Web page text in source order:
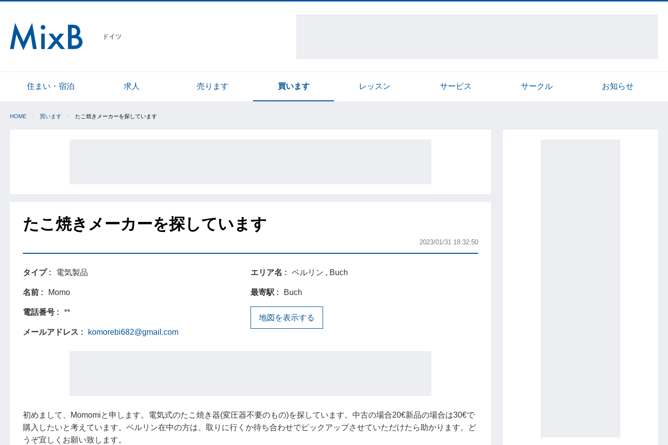
ドイツ
住まい・宿泊 求人 売ります 買います レッスン サービス サークル お知らせ
HOME 買います たこ焼きメーカーを探しています
たこ焼きメーカーを探しています
2023/01/31 18:32:50
タイプ 電気製品
名前 Momo
電話番号 **
メールアドレス komorebi682@gmail.com
エリア名 ベルリン , Buch
最寄駅 Buch
地図を表示する
初めまして、Momomiと申します。電気式のたこ焼き器(変圧器不要のもの)を探しています。中古の場合20€新品の場合は30€で
購入したいと考えています。ベルリン在中の方は、取りに行くか待ち合わせでピックアップさせていただけたら助かります。ど
うぞ宜しくお願い致します。